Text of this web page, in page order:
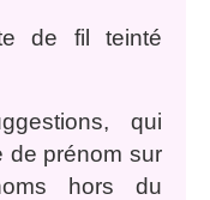
de fil teinté
qui
de prénom sur
hors du